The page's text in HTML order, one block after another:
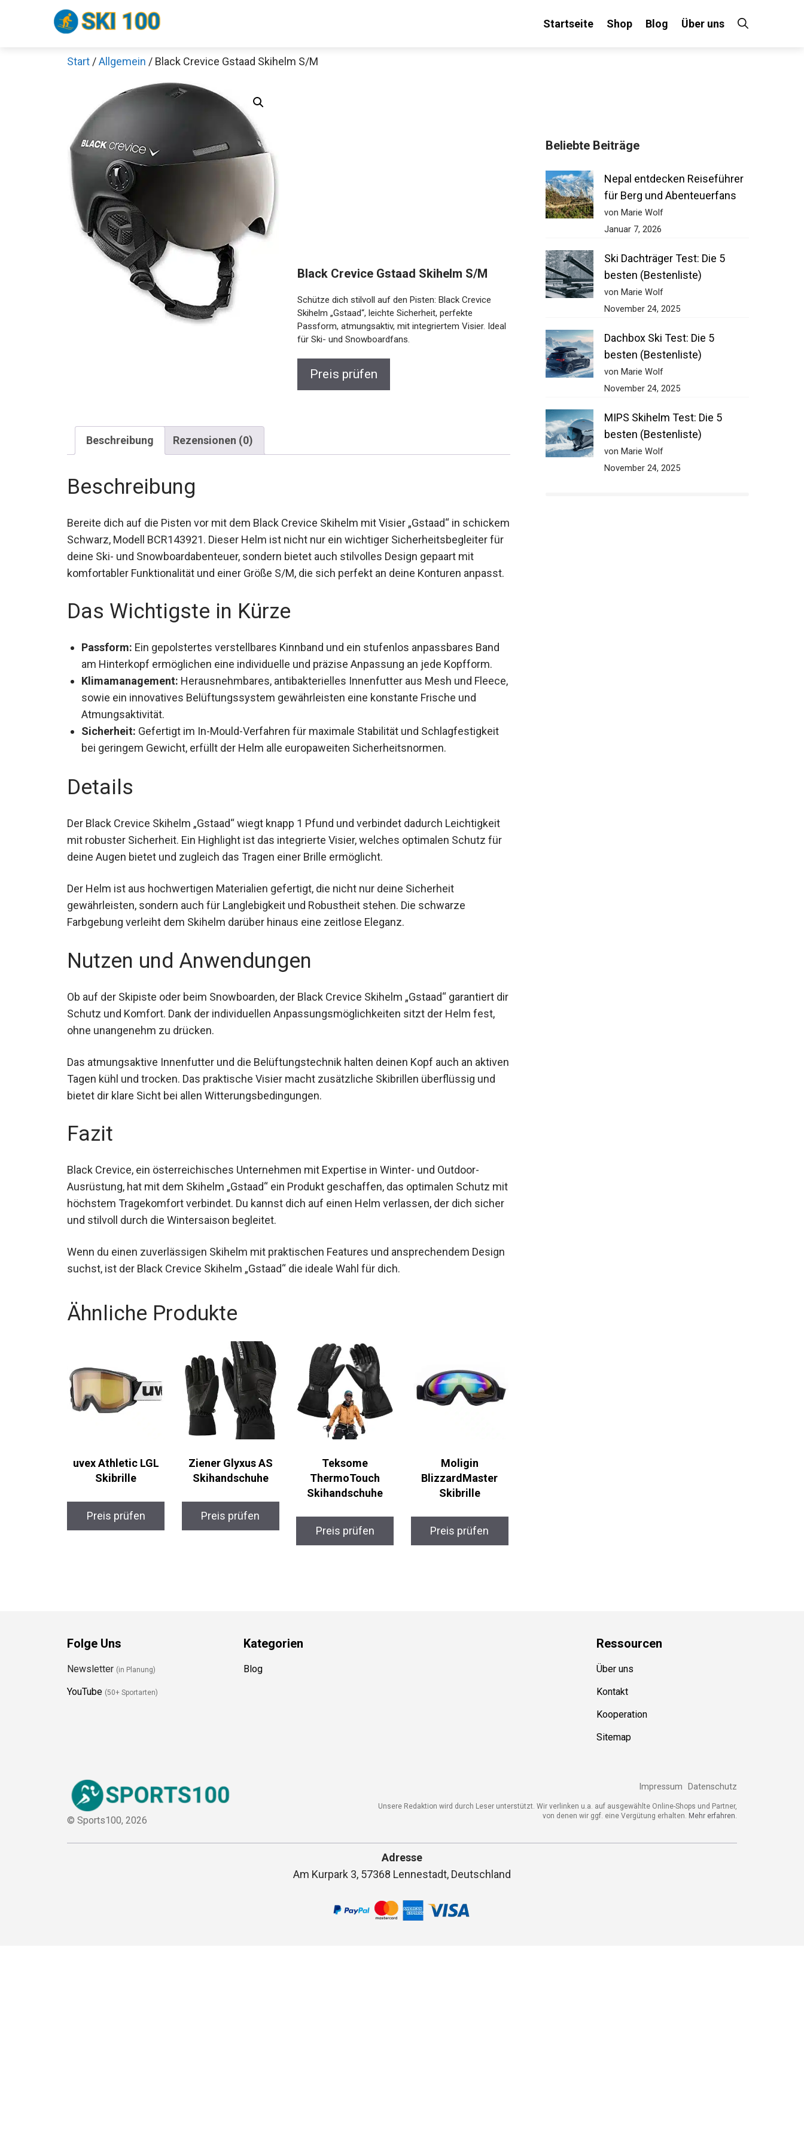
Startseite Shop Blog Über uns
Start /Allgemein / Black Crevice Gstaad Skihelm S/M
Black Crevice Gstaad Skihelm S/M
Schütze dich stilvoll auf den Pisten: Black Crevice
Skihelm „Gstaad“, leichte Sicherheit, perfekte
Passform, atmungsaktiv, mit integriertem Visier. Ideal
für Ski- und Snowboardfans.
Preis prüfen
Beschreibung Rezensionen (0)
Beschreibung
Bereite dich auf die Pisten vor mit dem Black Crevice Skihelm mit Visier „Gstaad“ in schickem
Schwarz, Modell BCR143921. Dieser Helm ist nicht nur ein wichtiger Sicherheitsbegleiter für
deine Ski- und Snowboardabenteuer, sondern bietet auch stilvolles Design gepaart mit
komfortabler Funktionalität und einer Größe S/M, die sich perfekt an deine Konturen anpasst.
Das Wichtigste in Kürze
Passform: Ein gepolstertes verstellbares Kinnband und ein stufenlos anpassbares Band
am Hinterkopf ermöglichen eine individuelle und präzise Anpassung an jede Kopfform.
Klimamanagement: Herausnehmbares, antibakterielles Innenfutter aus Mesh und Fleece,
sowie ein innovatives Belüftungssystem gewährleisten eine konstante Frische und
Atmungsaktivität.
Sicherheit: Gefertigt im In-Mould-Verfahren für maximale Stabilität und Schlagfestigkeit
bei geringem Gewicht, erfüllt der Helm alle europaweiten Sicherheitsnormen.
Details
Der Black Crevice Skihelm „Gstaad“ wiegt knapp 1 Pfund und verbindet dadurch Leichtigkeit
mit robuster Sicherheit. Ein Highlight ist das integrierte Visier, welches optimalen Schutz für
deine Augen bietet und zugleich das Tragen einer Brille ermöglicht.
Der Helm ist aus hochwertigen Materialien gefertigt, die nicht nur deine Sicherheit
gewährleisten, sondern auch für Langlebigkeit und Robustheit stehen. Die schwarze
Farbgebung verleiht dem Skihelm darüber hinaus eine zeitlose Eleganz.
Nutzen und Anwendungen
Ob auf der Skipiste oder beim Snowboarden, der Black Crevice Skihelm „Gstaad“ garantiert dir
Schutz und Komfort. Dank der individuellen Anpassungsmöglichkeiten sitzt der Helm fest,
ohne unangenehm zu drücken.
Das atmungsaktive Innenfutter und die Belüftungstechnik halten deinen Kopf auch an aktiven
Tagen kühl und trocken. Das praktische Visier macht zusätzliche Skibrillen überflüssig und
bietet dir klare Sicht bei allen Witterungsbedingungen.
Fazit
Black Crevice, ein österreichisches Unternehmen mit Expertise in Winter- und Outdoor-
Ausrüstung, hat mit dem Skihelm „Gstaad“ ein Produkt geschaffen, das optimalen Schutz mit
höchstem Tragekomfort verbindet. Du kannst dich auf einen Helm verlassen, der dich sicher
und stilvoll durch die Wintersaison begleitet.
Wenn du einen zuverlässigen Skihelm mit praktischen Features und ansprechendem Design
suchst, ist der Black Crevice Skihelm „Gstaad“ die ideale Wahl für dich.
Ähnliche Produkte
uvex Athletic LGL
Skibrille
Preis prüfen
Ziener Glyxus AS
Skihandschuhe
Preis prüfen
Teksome
ThermoTouch
Skihandschuhe
Preis prüfen
Moligin
BlizzardMaster
Skibrille
Preis prüfen
Beliebte Beiträge
Nepal entdecken Reiseführer
für Berg und Abenteuerfans
von Marie Wolf
Januar 7, 2026
Ski Dachträger Test: Die 5
besten (Bestenliste)
von Marie Wolf
November 24, 2025
Dachbox Ski Test: Die 5
besten (Bestenliste)
von Marie Wolf
November 24, 2025
MIPS Skihelm Test: Die 5
besten (Bestenliste)
von Marie Wolf
November 24, 2025
Folge Uns
Newsletter (in Planung)
YouTube (50+ Sportarten)
Kategorien
Blog
Ressourcen
Über uns
Kontakt
Kooperation
Sitemap
© Sports100, 2026
Impressum Datenschutz
Unsere Redaktion wird durch Leser unterstützt. Wir verlinken u.a. auf ausgewählte Online-Shops und Partner,
von denen wir ggf. eine Vergütung erhalten. Mehr erfahren.
Adresse
Am Kurpark 3, 57368 Lennestadt, Deutschland